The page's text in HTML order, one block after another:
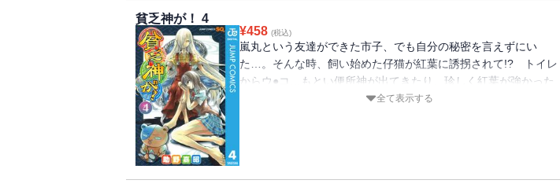
貧乏神が！ 4
¥458 (税込)
嵐丸という友達ができた市子、でも自分の秘密を言えずにい
た…。そんな時、飼い始めた仔猫が紅葉に誘拐されて!? トイレ
からウ●コ…もとい便所神が出てきたり、珍しく紅葉が強かった
全て表示する